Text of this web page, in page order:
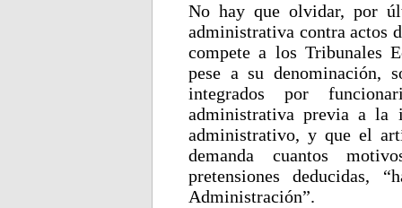
No hay que olvidar, por
administrativa contra actos
compete a los Tribunales
pese a su denominación,
integrados por
administrativa previa a la
administrativo, y que el
demanda cuantos
pretensiones deducidas,
Administración”.